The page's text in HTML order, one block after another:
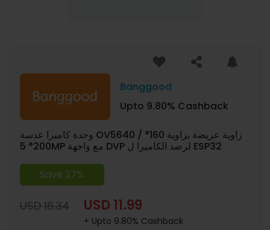
Banggood
Upto 9.80% Cashback
وحدة كاميرا عدسة OV5640 زاوية عريضة بزاوية 160° /
200° 5MP مع واجهة DVP لرصد الكاميرا ل ESP32
Save 27%
USD 16.34 USD 11.99
+ Upto 9.80% Cashback